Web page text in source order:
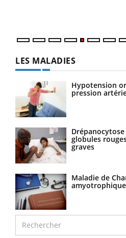
LES MALADIES
Hypotension
pression
globules
graves
Maladie de